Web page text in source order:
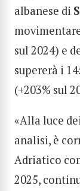
albanese di
sul 2024) e
supererà i
(+203% sul
«Alla luce
analisi, è
Adriatico
2025,